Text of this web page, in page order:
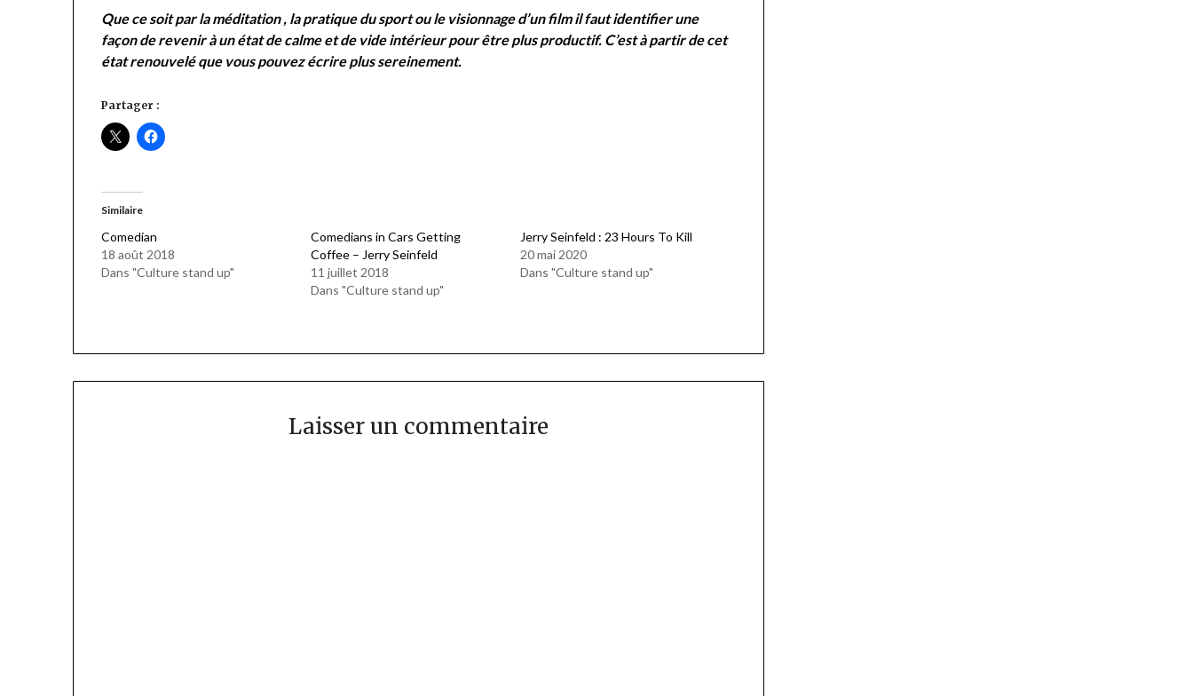
Que ce soit par la méditation , la pratique du sport ou le visionnage d’un film il faut identifier une
façon de revenir à un état de calme et de vide intérieur pour être plus productif. C’est à partir de cet
état renouvelé que vous pouvez écrire plus sereinement.
Partager :
Similaire
Comedian
18 août 2018
Dans "Culture stand up"
Comedians in Cars Getting
Coffee – Jerry Seinfeld
11 juillet 2018
Dans "Culture stand up"
Jerry Seinfeld : 23 Hours To Kill
20 mai 2020
Dans "Culture stand up"
Laisser un commentaire